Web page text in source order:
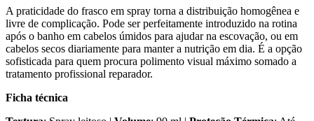
A praticidade do frasco em spray torna a distribuição homogênea e
livre de complicação. Pode ser perfeitamente introduzido na rotina
após o banho em cabelos úmidos para ajudar na escovação, ou em
cabelos secos diariamente para manter a nutrição em dia. É a opção
sofisticada para quem procura polimento visual máximo somado a
tratamento profissional reparador.
Ficha técnica